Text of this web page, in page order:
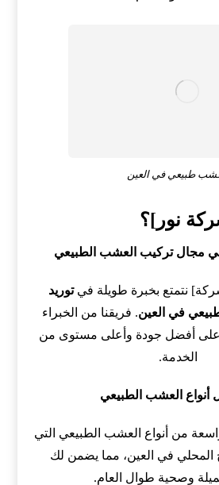
طبيعي في العين
نور]؟
نتمتع بخبرة طويلة فيتوريد
في العين. فريقنا من الخبراء
أفضل جودة وأعلى مستوى من
الخدمة.
من أنواع العشب الطبيعي التي
المحلي في العين، مما يضمن لك
وصحية طوال العام.